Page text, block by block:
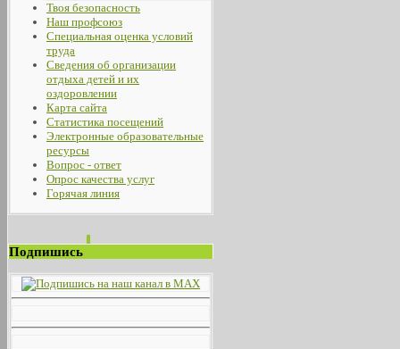
Твоя безопасность
Наш профсоюз
Специальная оценка условий
труда
Сведения об организации
отдыха детей и их
оздоровлении
Карта сайта
Статистика посещений
Электронные образовательные
ресурсы
Вопрос - ответ
Опрос качества услуг
Горячая линия
Подпишись